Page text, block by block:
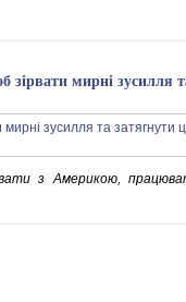
зірвати мирні зусилля
з Америкою,